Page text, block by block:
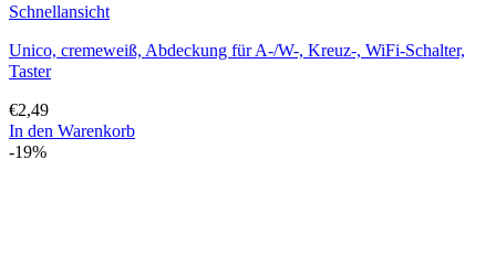
Schnellansicht
Unico, cremeweiß, Abdeckung für A-/W-, Kreuz-, WiFi-Schalter,
Taster
€2,49
In den Warenkorb
-19%